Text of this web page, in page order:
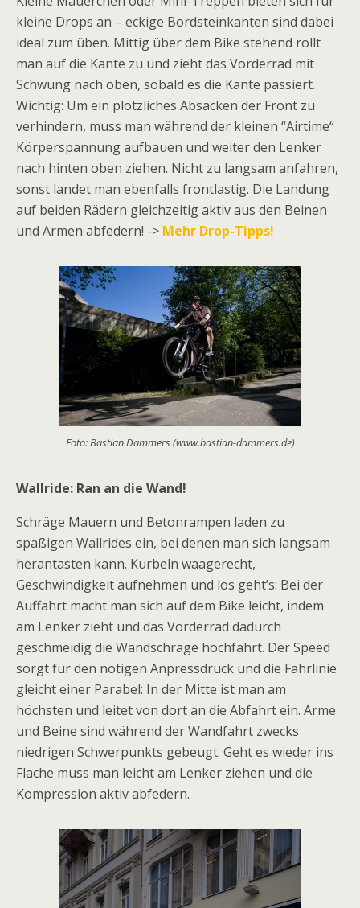
kleine Drops an – eckige Bordsteinkanten sind dabei
ideal zum üben. Mittig über dem Bike stehend rollt
man auf die Kante zu und zieht das Vorderrad mit
Schwung nach oben, sobald es die Kante passiert.
Wichtig: Um ein plötzliches Absacken der Front zu
verhindern, muss man während der kleinen “Airtime“
Körperspannung aufbauen und weiter den Lenker
nach hinten oben ziehen. Nicht zu langsam anfahren,
sonst landet man ebenfalls frontlastig. Die Landung
auf beiden Rädern gleichzeitig aktiv aus den Beinen
und Armen abfedern! -> Mehr Drop-Tipps!
Foto: Bastian Dammers (www.bastian-dammers.de)
Wallride: Ran an die Wand!
Schräge Mauern und Betonrampen laden zu
spaßigen Wallrides ein, bei denen man sich langsam
herantasten kann. Kurbeln waagerecht,
Geschwindigkeit aufnehmen und los geht’s: Bei der
Auffahrt macht man sich auf dem Bike leicht, indem
am Lenker zieht und das Vorderrad dadurch
geschmeidig die Wandschräge hochfährt. Der Speed
sorgt für den nötigen Anpressdruck und die Fahrlinie
gleicht einer Parabel: In der Mitte ist man am
höchsten und leitet von dort an die Abfahrt ein. Arme
und Beine sind während der Wandfahrt zwecks
niedrigen Schwerpunkts gebeugt. Geht es wieder ins
Flache muss man leicht am Lenker ziehen und die
Kompression aktiv abfedern.